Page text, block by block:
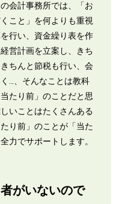
会計事務所では、「お
こと」を何よりも重視
行い、資金繰り表を作
営計画を立案し、きち
ちんと節税も行い、会
…、そんなことは教科
たり前」のことだと思
いことはたくさんある
り前」のことが「当た
力でサポートします。
がいないので